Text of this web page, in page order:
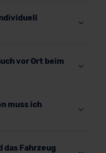
vor Ort beim
muss ich
das Fahrzeug